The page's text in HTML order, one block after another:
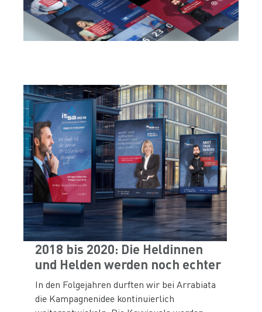
2018 bis 2020: Die Heldinnen
und Helden werden noch echter
In den Folgejahren durften wir bei Arrabiata
die Kampagnenidee kontinuierlich